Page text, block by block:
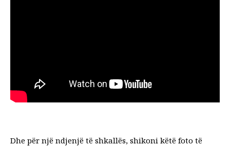
Dhe për një ndjenjë të shkallës, shikoni këtë foto të